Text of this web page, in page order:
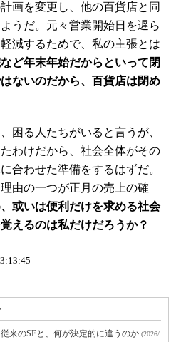
画を変更し、他の百貨店と同
うだ。元々営業開始日を遅ら
減するためで、私の主張とは
ど年末年始だからといって閉
ないのだから、百貨店は閉め
困る人たちがいると言うが、
わけだから、社会全体がその
合わせた準備をするはずだ。
由の一つが正月の売上の確
或いは便利だけを求める社会
えるのは私だけだろうか？
来のSEと、何が決定的に違うのか (2026/